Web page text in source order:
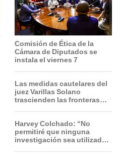
Comisión de Ética de la
Cámara de Diputados se
instala el viernes 7
Las medidas cautelares del
juez Varillas Solano
trascienden las fronteras
Harvey Colchado: “No
permitiré que ninguna
investigación sea utilizada